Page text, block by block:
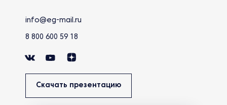
info@eg-mail.ru
8 800 600 59 18
Скачать презентацию